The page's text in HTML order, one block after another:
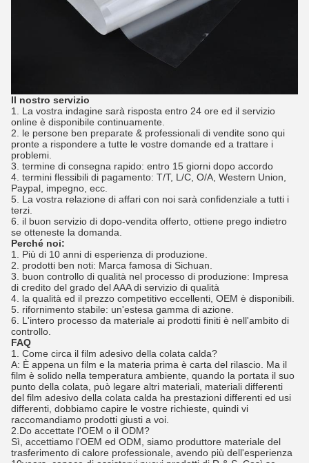
Il nostro servizio
1. La vostra indagine sarà risposta entro 24 ore ed il servizio
online è disponibile continuamente.
2. le persone ben preparate & professionali di vendite sono qui
pronte a rispondere a tutte le vostre domande ed a trattare i
problemi.
3. termine di consegna rapido: entro 15 giorni dopo accordo
4. termini flessibili di pagamento: T/T, L/C, O/A, Western Union,
Paypal, impegno, ecc.
5. La vostra relazione di affari con noi sarà confidenziale a tutti i
terzi.
6. il buon servizio di dopo-vendita offerto, ottiene prego indietro
se otteneste la domanda.
Perché noi:
1. Più di 10 anni di esperienza di produzione.
2. prodotti ben noti: Marca famosa di Sichuan.
3. buon controllo di qualità nel processo di produzione: Impresa
di credito del grado del AAA di servizio di qualità
4. la qualità ed il prezzo competitivo eccellenti, OEM è disponibili.
5. rifornimento stabile: un'estesa gamma di azione.
6. L'intero processo da materiale ai prodotti finiti è nell'ambito di
controllo.
FAQ
1. Come circa il film adesivo della colata calda?
A: È appena un film e la materia prima è carta del rilascio. Ma il
film è solido nella temperatura ambiente, quando la portata il suo
punto della colata, può legare altri materiali, materiali differenti
del film adesivo della colata calda ha prestazioni differenti ed usi
differenti, dobbiamo capire le vostre richieste, quindi vi
raccomandiamo prodotti giusti a voi.
2.Do accettate l'OEM o il ODM?
Sì, accettiamo l'OEM ed ODM, siamo produttore materiale del
trasferimento di calore professionale, avendo più dell'esperienza